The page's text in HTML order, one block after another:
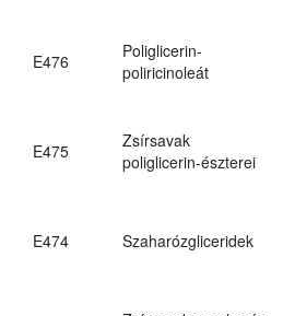
E476
Poliglicerin-
poliricinoleát
E475
Zsírsavak
poliglicerin-észterei
E474 Szaharózgliceridek